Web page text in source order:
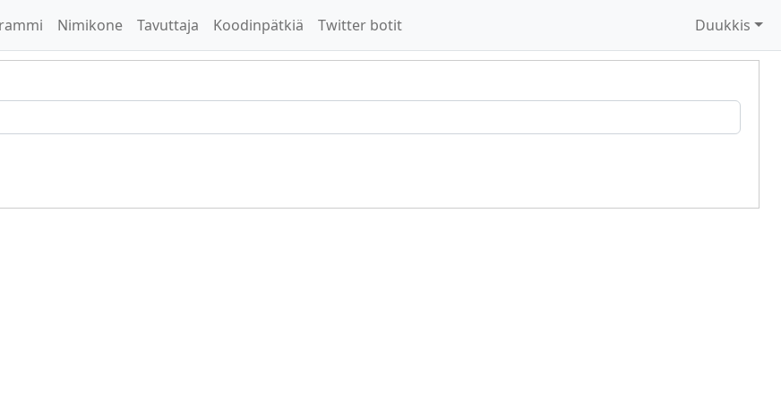
Nimikone Tavuttaja Koodinpätkiä Twitter botit Duukkis